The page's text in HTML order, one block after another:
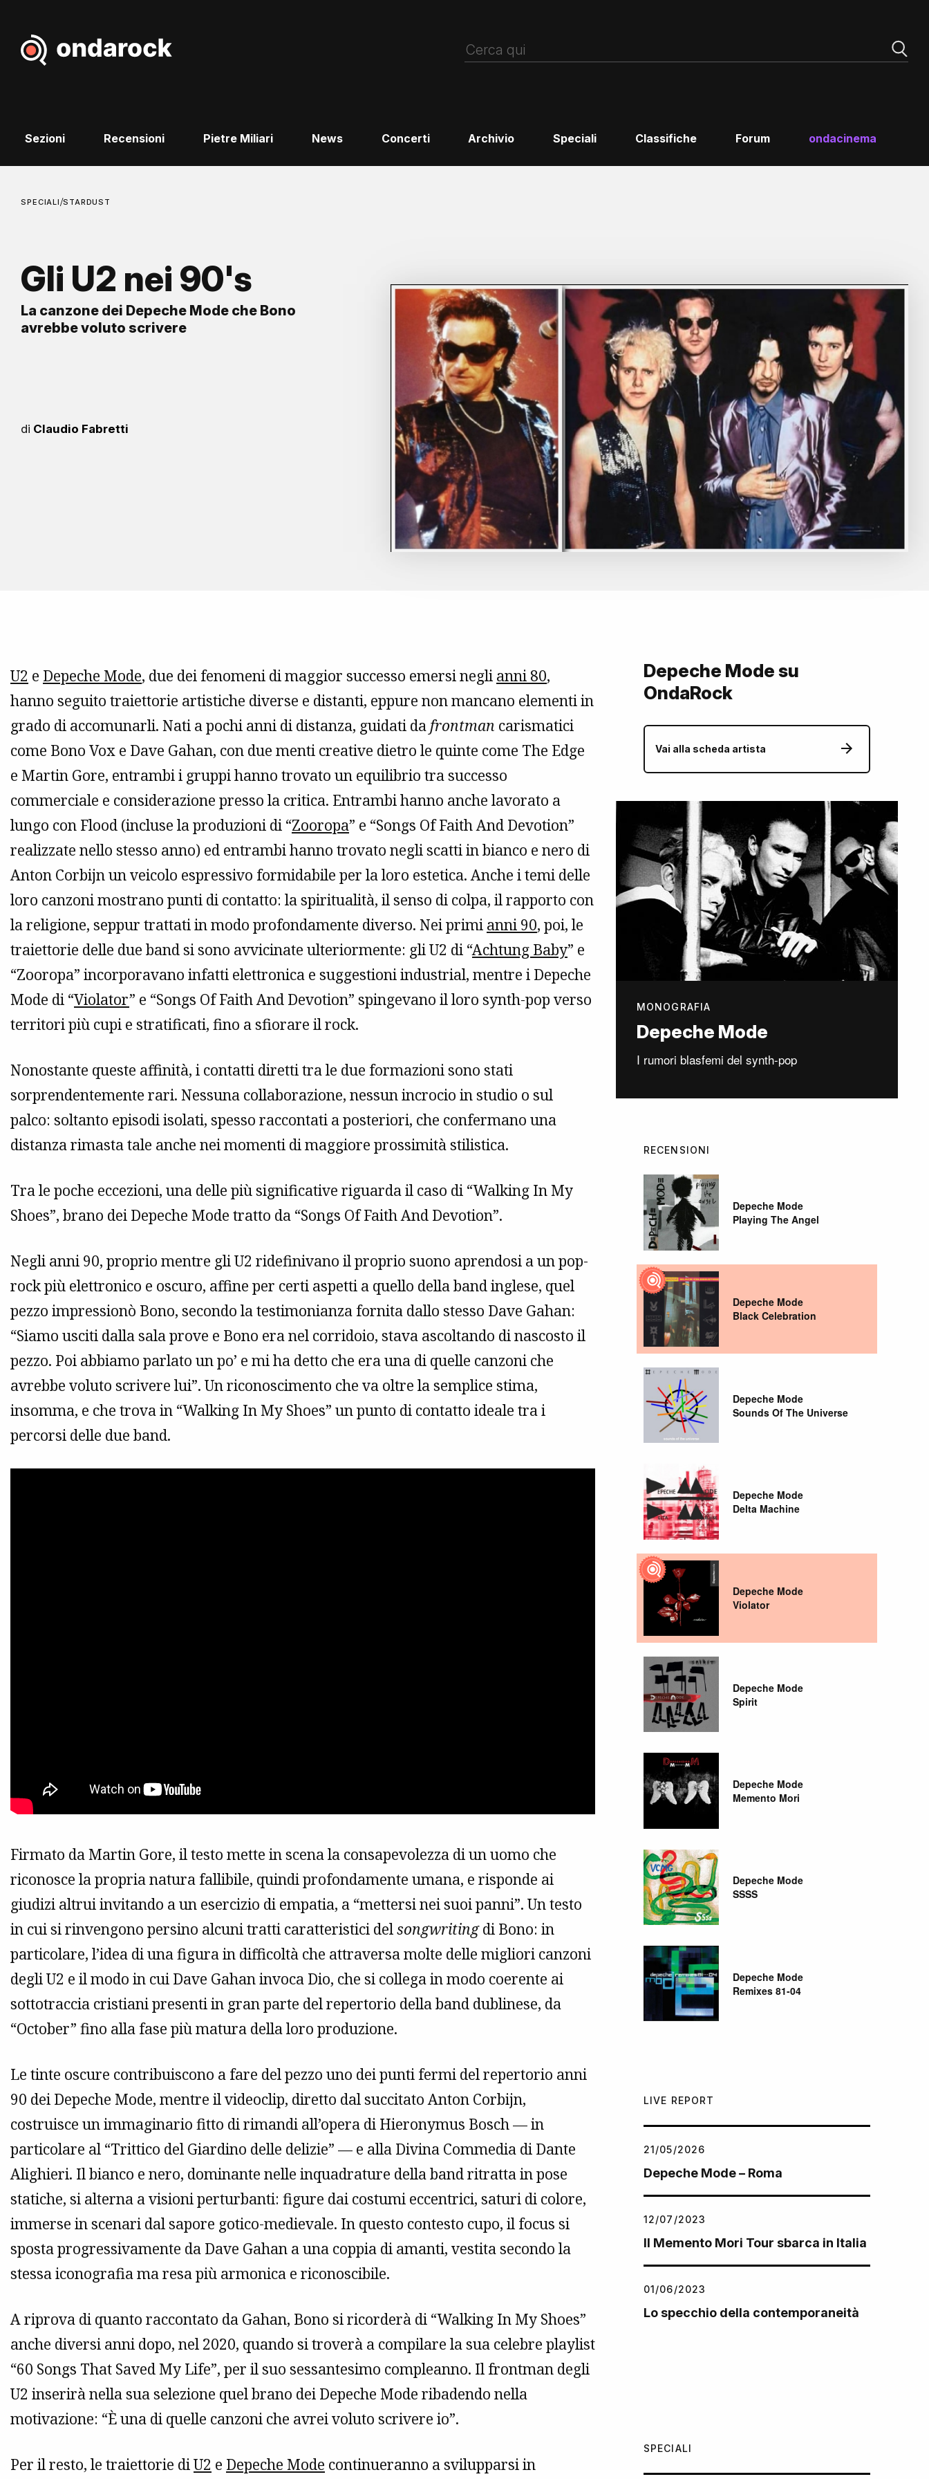
Sezioni Recensioni Pietre Miliari News Concerti Archivio Speciali Classifiche Forum ondacinema
SPECIALI/STARDUST
Gli U2 nei 90's
La canzone dei Depeche Mode che Bono
avrebbe voluto scrivere
di Claudio Fabretti
U2 e Depeche Mode, due dei fenomeni di maggior successo emersi negli anni 80,
hanno seguito traiettorie artistiche diverse e distanti, eppure non mancano elementi in
grado di accomunarli. Nati a pochi anni di distanza, guidati da frontman carismatici
come Bono Vox e Dave Gahan, con due menti creative dietro le quinte come The Edge
e Martin Gore, entrambi i gruppi hanno trovato un equilibrio tra successo
commerciale e considerazione presso la critica. Entrambi hanno anche lavorato a
lungo con Flood (incluse la produzioni di “Zooropa” e “Songs Of Faith And Devotion”
realizzate nello stesso anno) ed entrambi hanno trovato negli scatti in bianco e nero di
Anton Corbijn un veicolo espressivo formidabile per la loro estetica. Anche i temi delle
loro canzoni mostrano punti di contatto: la spiritualità, il senso di colpa, il rapporto con
la religione, seppur trattati in modo profondamente diverso. Nei primi anni 90, poi, le
traiettorie delle due band si sono avvicinate ulteriormente: gli U2 di “Achtung Baby” e
“Zooropa” incorporavano infatti elettronica e suggestioni industrial, mentre i Depeche
Mode di “Violator” e “Songs Of Faith And Devotion” spingevano il loro synth-pop verso
territori più cupi e stratificati, fino a sfiorare il rock.
Nonostante queste affinità, i contatti diretti tra le due formazioni sono stati
sorprendentemente rari. Nessuna collaborazione, nessun incrocio in studio o sul
palco: soltanto episodi isolati, spesso raccontati a posteriori, che confermano una
distanza rimasta tale anche nei momenti di maggiore prossimità stilistica.
Tra le poche eccezioni, una delle più significative riguarda il caso di “Walking In My
Shoes”, brano dei Depeche Mode tratto da “Songs Of Faith And Devotion”.
Negli anni 90, proprio mentre gli U2 ridefinivano il proprio suono aprendosi a un pop-
rock più elettronico e oscuro, affine per certi aspetti a quello della band inglese, quel
pezzo impressionò Bono, secondo la testimonianza fornita dallo stesso Dave Gahan:
“Siamo usciti dalla sala prove e Bono era nel corridoio, stava ascoltando di nascosto il
pezzo. Poi abbiamo parlato un po’ e mi ha detto che era una di quelle canzoni che
avrebbe voluto scrivere lui”. Un riconoscimento che va oltre la semplice stima,
insomma, e che trova in “Walking In My Shoes” un punto di contatto ideale tra i
percorsi delle due band.
Firmato da Martin Gore, il testo mette in scena la consapevolezza di un uomo che
riconosce la propria natura fallibile, quindi profondamente umana, e risponde ai
giudizi altrui invitando a un esercizio di empatia, a “mettersi nei suoi panni”. Un testo
in cui si rinvengono persino alcuni tratti caratteristici delsongwritingdi Bono: in
particolare, l’idea di una figura in difficoltà che attraversa molte delle migliori canzoni
degli U2 e il modo in cui Dave Gahan invoca Dio, che si collega in modo coerente ai
sottotraccia cristiani presenti in gran parte del repertorio della band dublinese, da
“October” fino alla fase più matura della loro produzione.
Le tinte oscure contribuiscono a fare del pezzo uno dei punti fermi del repertorio anni
90 dei Depeche Mode, mentre il videoclip, diretto dal succitato Anton Corbijn,
costruisce un immaginario fitto di rimandi all’opera di Hieronymus Bosch — in
particolare al “Trittico del Giardino delle delizie” — e alla Divina Commedia di Dante
Alighieri. Il bianco e nero, dominante nelle inquadrature della band ritratta in pose
statiche, si alterna a visioni perturbanti: figure dai costumi eccentrici, saturi di colore,
immerse in scenari dal sapore gotico-medievale. In questo contesto cupo, il focus si
sposta progressivamente da Dave Gahan a una coppia di amanti, vestita secondo la
stessa iconografia ma resa più armonica e riconoscibile.
A riprova di quanto raccontato da Gahan, Bono si ricorderà di “Walking In My Shoes”
anche diversi anni dopo, nel 2020, quando si troverà a compilare la sua celebre playlist
“60 Songs That Saved My Life”, per il suo sessantesimo compleanno. Il frontman degli
U2 inserirà nella sua selezione quel brano dei Depeche Mode ribadendo nella
motivazione: “È una di quelle canzoni che avrei voluto scrivere io”.
Per il resto, le traiettorie diU2 e Depeche Mode continueranno a svilupparsi in
Depeche Mode su
OndaRock
Vai alla scheda artista
MONOGRAFIA
Depeche Mode
I rumori blasfemi del synth-pop
RECENSIONI
Depeche Mode
Playing The Angel
Depeche Mode
Black Celebration
Depeche Mode
Sounds Of The Universe
Depeche Mode
Delta Machine
Depeche Mode
Violator
Depeche Mode
Spirit
Depeche Mode
Memento Mori
Depeche Mode
SSSS
Depeche Mode
Remixes 81-04
LIVE REPORT
21/05/2026
Depeche Mode – Roma
12/07/2023
Il Memento Mori Tour sbarca in Italia
01/06/2023
Lo specchio della contemporaneità
SPECIALI